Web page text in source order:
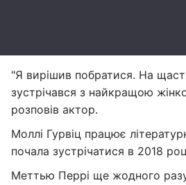
"Я вирішив побратися. На
зустрічався з найкращою
розповів актор.
Моллі Гурвіц працює
почала зустрічатися в 2018
Меттью Перрі ще жодного